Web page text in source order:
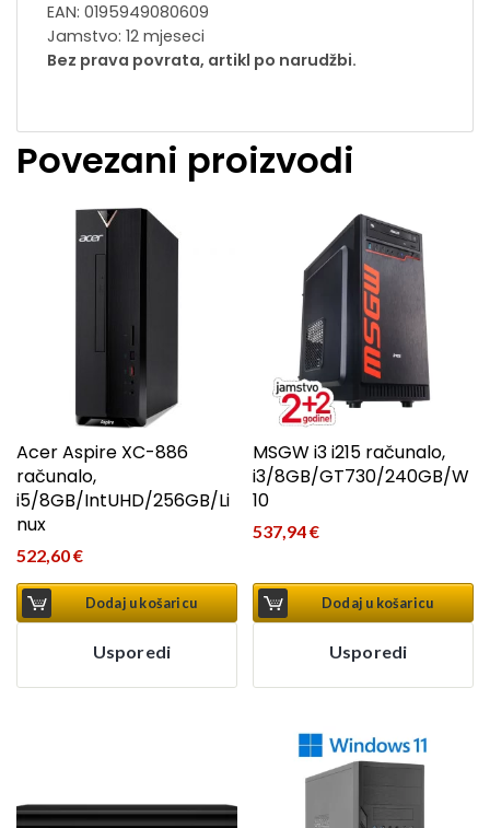
EAN: 0195949080609
Jamstvo: 12 mjeseci
Bez prava povrata, artikl po narudžbi.
Povezani proizvodi
Acer Aspire XC-886
računalo,
i5/8GB/IntUHD/256GB/Li
nux
522,60€
Dodaj u košaricu
Usporedi
MSGW i3 i215 računalo,
i3/8GB/GT730/240GB/W
10
537,94€
Dodaj u košaricu
Usporedi